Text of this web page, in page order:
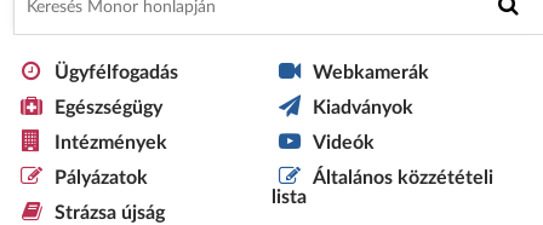
Ügyfélfogadás
Egészségügy
Intézmények
Pályázatok
Strázsa újság
Webkamerák
Kiadványok
Videók
Általános közzétételi
lista